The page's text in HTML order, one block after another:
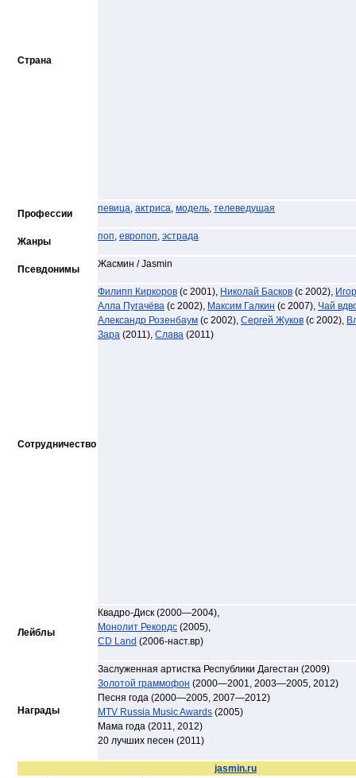
Страна
Профессии певица, актриса, модель, телеведущая
Жанры поп, европоп, эстрада
Псевдонимы Жасмин / Jasmin
Сотрудничество
Филипп Киркоров (с 2001), Николай Басков (с 2002),
Алла Пугачёва (с 2002), Максим Галкин (с 2007), Чай
Александр Розенбаум (с 2002), Сергей Жуков (с 2002),
Зара (2011), Слава (2011)
Лейблы
Квадро-Диск (2000—2004),
Монолит Рекордс (2005),
CD Land (2006-наст.вр)
Награды
Заслуженная артистка Республики Дагестан (2009)
Золотой граммофон (2000—2001, 2003—2005, 2012)
Песня года (2000—2005, 2007—2012)
MTV Russia Music Awards (2005)
Мама года (2011, 2012)
20 лучших песен (2011)
jasmin.ru